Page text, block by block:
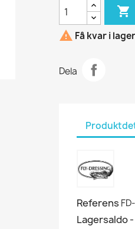

 Få kvar i lager
Dela
Referens
Lagersaldo -